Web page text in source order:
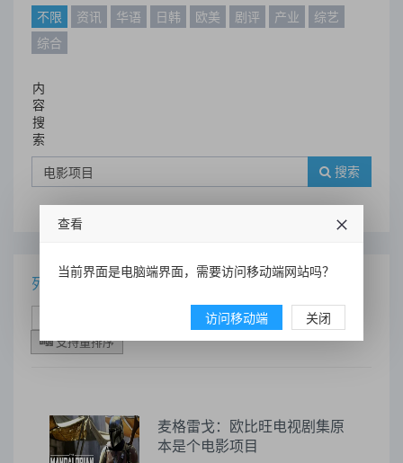
不限
资讯 华语 日韩 欧美 剧评 产业
综艺
综合
内
容
搜
索
搜索
列表
评论排序
评分排序
支持量排序
麦格雷戈：欧比旺电视剧集原
本是个电影项目
查看
当前界面是电脑端界面，需要访问移动端网站吗？
访问移动端 关闭